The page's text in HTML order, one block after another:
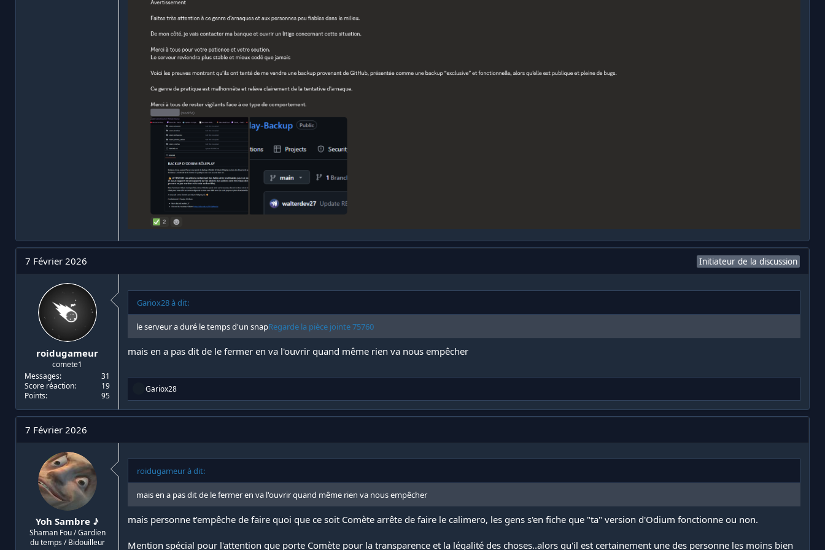
7 Février 2026 Initiateur de la discussion
roidugameur
comete1
Messages
31
Score réaction
19
Points
95
Gariox28 à dit:
le serveur a duré le temps d'un snapRegarde la pièce jointe 75760
mais en a pas dit de le fermer en va l'ouvrir quand même rien va nous empêcher
R
a
c
n
s
:
Gariox28
7 Février 2026
Yoh Sambre ♪
Shaman Fou / Gardien
du temps / Bidouilleur
roidugameur à dit:
mais en a pas dit de le fermer en va l'ouvrir quand même rien va nous empêcher
mais personne t’empêche de faire quoi que ce soit Comète arrête de faire le calimero, les gens s'en fiche que "ta" version d'Odium fonctionne ou non.
Mention spécial pour l'attention que porte Comète pour la transparence et la légalité des choses..alors qu'il est certainement une des personne les moins bien